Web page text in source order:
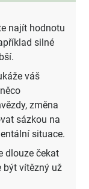
najít hodnotu
silné
váš
změna
sázkou na
situace.
dlouze čekat
být vítězný už